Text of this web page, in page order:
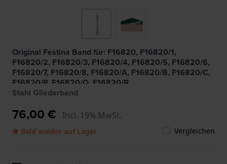
Original Festina Band für: F16820, F16820/1,
F16820/2, F16820/3, F16820/4, F16820/5, F16820/6,
F16820/7, F16820/8, F16820/A, F16820/B, F16820/C,
F16820/P, F16820/Q, F16820/R
Stahl Gliederband
76,00 € Incl. 19% MwSt.
● Bald wieder auf Lager Vergleichen